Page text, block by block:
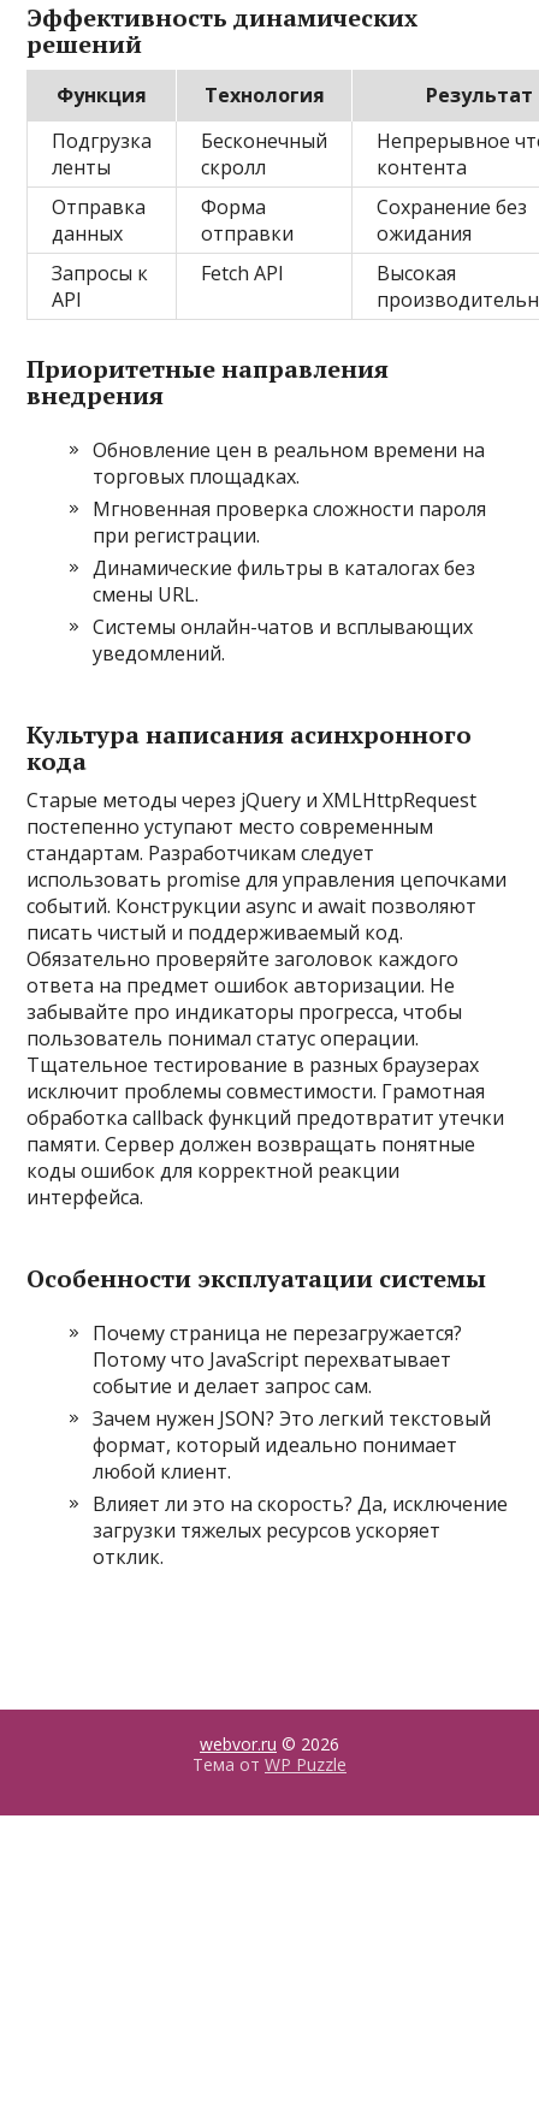
Эффективность динамических
решений
Функция Технология
Результат
Подгрузка
ленты
Бесконечный
скролл
Непрерывное
контента
Отправка
данных
Форма
отправки
Сохранение без
ожидания
Запросы к
API
Fetch API
Высокая
Приоритетные направления
внедрения
Обновление цен в реальном времени на
торговых площадках.
Мгновенная проверка сложности пароля
при регистрации.
Динамические фильтры в каталогах без
смены URL.
Системы онлайн-чатов и всплывающих
уведомлений.
Культура написания асинхронного
кода
Старые методы через jQuery и XMLHttpRequest
постепенно уступают место современным
стандартам. Разработчикам следует
использовать promise для управления цепочками
событий. Конструкции async и await позволяют
писать чистый и поддерживаемый код.
Обязательно проверяйте заголовок каждого
ответа на предмет ошибок авторизации. Не
забывайте про индикаторы прогресса, чтобы
пользователь понимал статус операции.
Тщательное тестирование в разных браузерах
исключит проблемы совместимости. Грамотная
обработка callback функций предотвратит утечки
памяти. Сервер должен возвращать понятные
коды ошибок для корректной реакции
интерфейса.
Особенности эксплуатации системы
Почему страница не перезагружается?
Потому что JavaScript перехватывает
событие и делает запрос сам.
Зачем нужен JSON? Это легкий текстовый
формат, который идеально понимает
любой клиент.
Влияет ли это на скорость? Да, исключение
загрузки тяжелых ресурсов ускоряет
отклик.
webvor.ru © 2026
Тема от WP Puzzle